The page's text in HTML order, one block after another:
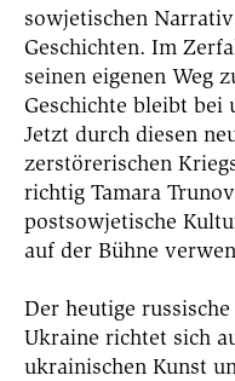
sowjetischen
Geschichten. Im
seinen eigenen Weg
Geschichte bleibt bei
Jetzt durch diesen
zerstörerischen
richtig Tamara
postsowjetische
auf der Bühne
Der heutige
Ukraine richtet sich
ukrainischen Kunst